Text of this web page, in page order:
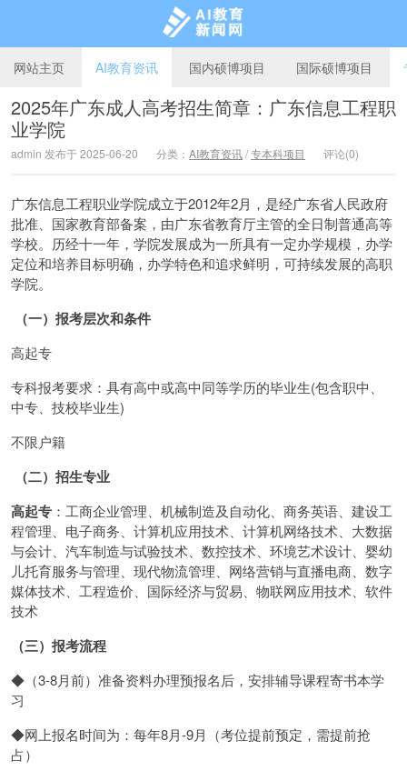
网站主页 AI教育资讯 国内硕博项目 国际硕博项目
2025年广东成人高考招生简章：广东信息工程职
业学院
admin 发布于 2025-06-20 分类： AI教育资讯/专本科项目 评论(0)
广东信息工程职业学院成立于2012年2月，是经广东省人民政府
批准、国家教育部备案，由广东省教育厅主管的全日制普通高等
学校。历经十一年，学院发展成为一所具有一定办学规模，办学
定位和培养目标明确，办学特色和追求鲜明，可持续发展的高职
学院。
（一）报考层次和条件
高起专
专科报考要求：具有高中或高中同等学历的毕业生(包含职中、
中专、技校毕业生)
不限户籍
（二）招生专业
高起专 ：工商企业管理、机械制造及自动化、商务英语、建设工
程管理、电子商务、计算机应用技术、计算机网络技术、大数据
与会计、汽车制造与试验技术、数控技术、环境艺术设计、婴幼
儿托育服务与管理、现代物流管理、网络营销与直播电商、数字
媒体技术、工程造价、国际经济与贸易、物联网应用技术、软件
技术
（三）报考流程
◆（3-8月前）准备资料办理预报名后，安排辅导课程寄书本学
习
◆网上报名时间为：每年8月-9月（考位提前预定，需提前抢
占）